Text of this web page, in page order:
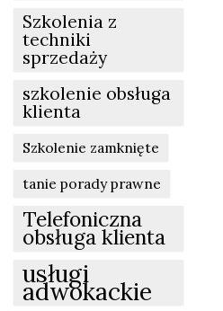
Szkolenia z
techniki
sprzedaży
szkolenie obsługa
klienta
Szkolenie zamknięte
tanie porady prawne
Telefoniczna
obsługa klienta
usługi
adwokackie